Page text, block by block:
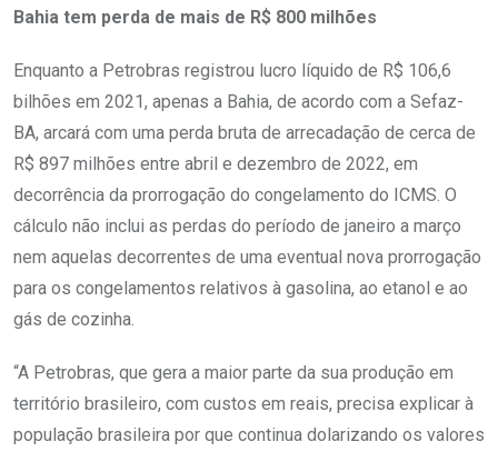
Bahia tem perda de mais de R$ 800 milhões
Enquanto a Petrobras registrou lucro líquido de R$ 106,6
bilhões em 2021, apenas a Bahia, de acordo com a Sefaz-
BA, arcará com uma perda bruta de arrecadação de cerca de
R$ 897 milhões entre abril e dezembro de 2022, em
decorrência da prorrogação do congelamento do ICMS. O
cálculo não inclui as perdas do período de janeiro a março
nem aquelas decorrentes de uma eventual nova prorrogação
para os congelamentos relativos à gasolina, ao etanol e ao
gás de cozinha.
“A Petrobras, que gera a maior parte da sua produção em
território brasileiro, com custos em reais, precisa explicar à
população brasileira por que continua dolarizando os valores